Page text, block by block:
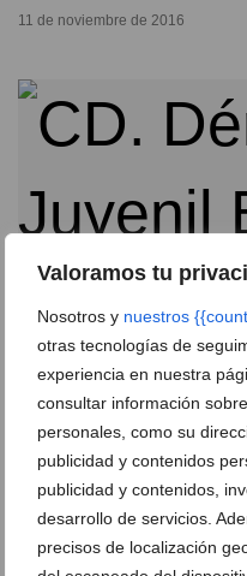
Valoramos tu
Nosotros y nuestros
otras tecnologías de
experiencia en nuestra
consultar información
personales, como su
publicidad y contenidos
publicidad y contenidos,
desarrollo de servicios.
precisos de localización
11 de noviembre de 2016
Presentación de los
19 de agosto de 2014